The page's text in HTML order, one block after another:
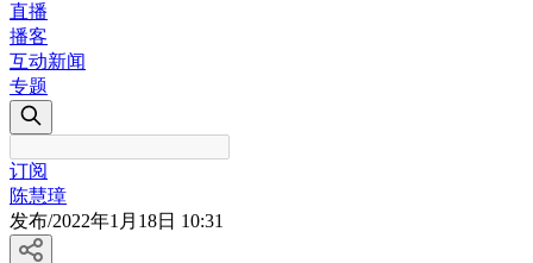
直播
播客
互动新闻
专题
订阅
陈慧璋
发布/2022年1月18日 10:31